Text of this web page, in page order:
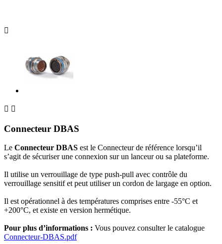

 
Connecteur DBAS
Le Connecteur DBAS est le Connecteur de référence lorsqu’il
s’agit de sécuriser une connexion sur un lanceur ou sa plateforme.
Il utilise un verrouillage de type push-pull avec contrôle du
verrouillage sensitif et peut utiliser un cordon de largage en option.
Il est opérationnel à des températures comprises entre -55°C et
+200°C, et existe en version hermétique.
Pour plus d’informations : Vous pouvez consulter le catalogue
Connecteur-DBAS.pdf